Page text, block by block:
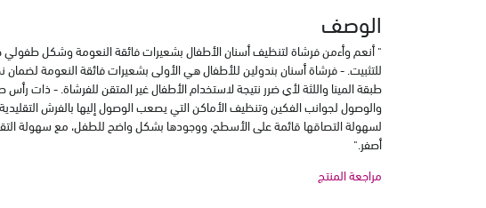
الوصف
" أنعم وأءمن فرشاة لتنظيف أسنان الأطفال بشعيرات فائقة النعومة وشكل
للتثبيت. - فرشاة أسنان بندولين للأطفال هي الأولى بشعيرات فائقة النعومة
طبقة المينا واللثة لأي ضرر نتيجة لاستخدام الأطفال غير المتقن للفرشاة. - ذات
والوصول لجوانب الفكين وتنظيف الأماكن التي يصعب الوصول إليها بالفرش
لسهولة التصاقها قائمة على الأسطح، ووجودها بشكل واضح للطفل، مع سهولة
أصفر."
مراجعة المنتج